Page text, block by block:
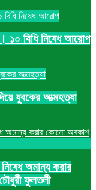
১০ বিধি নিষেধ আরোপ
যুবকের আত্মহত্যা
নিষেধ অমান্য করার
ফুলতলী